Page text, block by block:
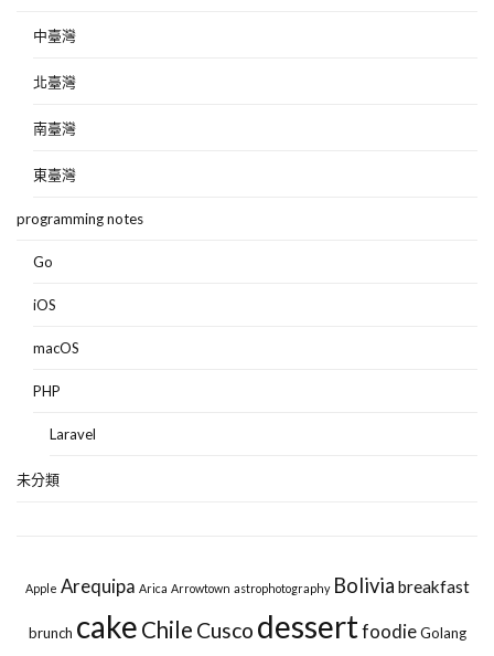
中臺灣
北臺灣
南臺灣
東臺灣
programming notes
Go
iOS
macOS
PHP
Laravel
未分類
Apple Arequipa Arica Arrowtown astrophotography Bolivia breakfast
brunch cake Chile Cusco dessertfoodie Golang